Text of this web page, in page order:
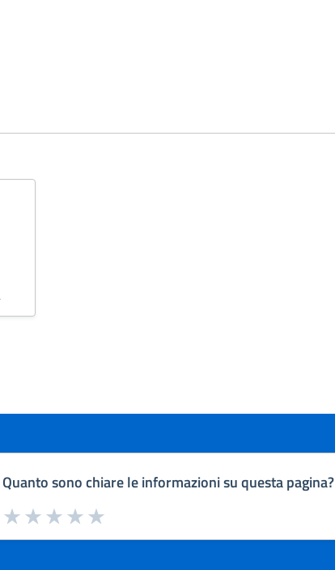
Quanto sono chiare le informazioni su questa pagina?
Valuta da 1 a 5 stelle la pagina
Valuta 5 stelle su 5
Valuta 4 stelle su 5
Valuta 3 stelle su 5
Valuta 2 stelle su 5
Valuta 1 stelle su 5